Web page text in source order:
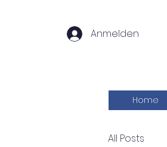
Anmelden
Home
All Posts